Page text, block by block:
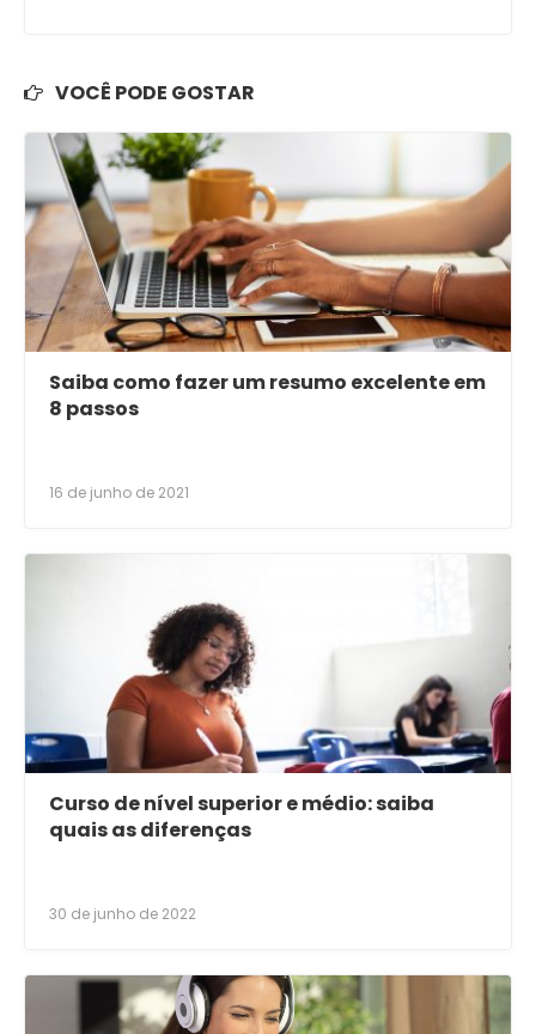
VOCÊ PODE GOSTAR
Saiba como fazer um resumo excelente em
8 passos
16 de junho de 2021
Curso de nível superior e médio: saiba
quais as diferenças
30 de junho de 2022